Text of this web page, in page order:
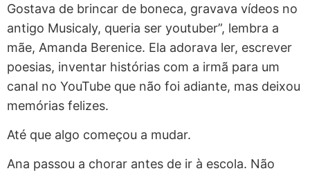
Gostava de brincar de boneca, gravava vídeos no
antigo Musicaly, queria ser youtuber”, lembra a
mãe, Amanda Berenice. Ela adorava ler, escrever
poesias, inventar histórias com a irmã para um
canal no YouTube que não foi adiante, mas deixou
memórias felizes.
Até que algo começou a mudar.
Ana passou a chorar antes de ir à escola. Não